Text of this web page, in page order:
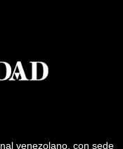
venezolano, con sede